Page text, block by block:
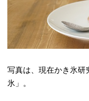
写真は、現在かき氷研
氷」。